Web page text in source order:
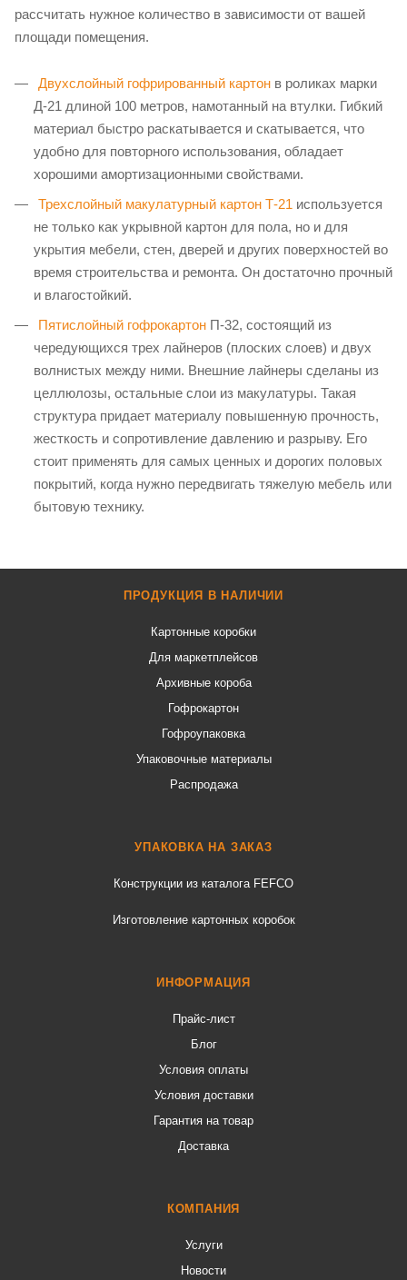
рассчитать нужное количество в зависимости от вашей
площади помещения.
Двухслойный гофрированный картон в роликах марки
Д-21 длиной 100 метров, намотанный на втулки. Гибкий
материал быстро раскатывается и скатывается, что
удобно для повторного использования, обладает
хорошими амортизационными свойствами.
Трехслойный макулатурный картон Т-21 используется
не только как укрывной картон для пола, но и для
укрытия мебели, стен, дверей и других поверхностей во
время строительства и ремонта. Он достаточно прочный
и влагостойкий.
Пятислойный гофрокартон П-32, состоящий из
чередующихся трех лайнеров (плоских слоев) и двух
волнистых между ними. Внешние лайнеры сделаны из
целлюлозы, остальные слои из макулатуры. Такая
структура придает материалу повышенную прочность,
жесткость и сопротивление давлению и разрыву. Его
стоит применять для самых ценных и дорогих половых
покрытий, когда нужно передвигать тяжелую мебель или
бытовую технику.
ПРОДУКЦИЯ В НАЛИЧИИ
Картонные коробки
Для маркетплейсов
Архивные короба
Гофрокартон
Гофроупаковка
Упаковочные материалы
Распродажа
УПАКОВКА НА ЗАКАЗ
Конструкции из каталога FEFCO
Изготовление картонных коробок
ИНФОРМАЦИЯ
Прайс-лист
Блог
Условия оплаты
Условия доставки
Гарантия на товар
Доставка
КОМПАНИЯ
Услуги
Новости